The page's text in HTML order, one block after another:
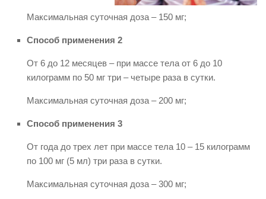
Максимальная суточная доза – 150 мг;
Способ применения 2
От 6 до 12 месяцев – при массе тела от 6 до 10
килограмм по 50 мг три – четыре раза в сутки.
Максимальная суточная доза – 200 мг;
Способ применения 3
От года до трех лет при массе тела 10 – 15 килограмм
по 100 мг (5 мл) три раза в сутки.
Максимальная суточная доза – 300 мг;